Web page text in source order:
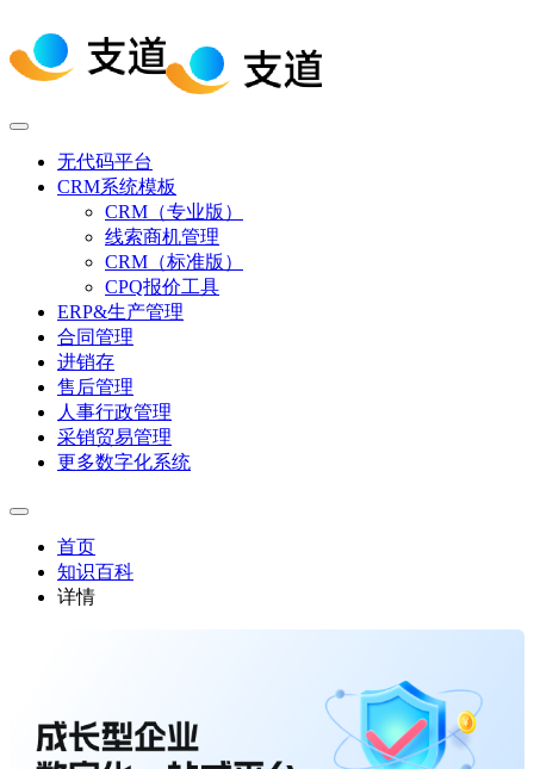
无代码平台
CRM系统模板
CRM（专业版）
线索商机管理
CRM（标准版）
CPQ报价工具
ERP&生产管理
合同管理
进销存
售后管理
人事行政管理
采销贸易管理
更多数字化系统
首页
知识百科
详情